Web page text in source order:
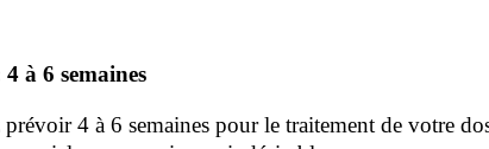
à 6 semaines
4 à 6 semaines pour le traitement de votre